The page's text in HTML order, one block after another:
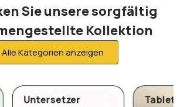
Sie unsere sorgfältig
Kollektion
Alle Kategorien anzeigen
Tabletts & Platten